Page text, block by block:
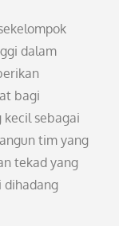
dalam
bagi
kecil sebagai
tim yang
tekad yang
dihadang